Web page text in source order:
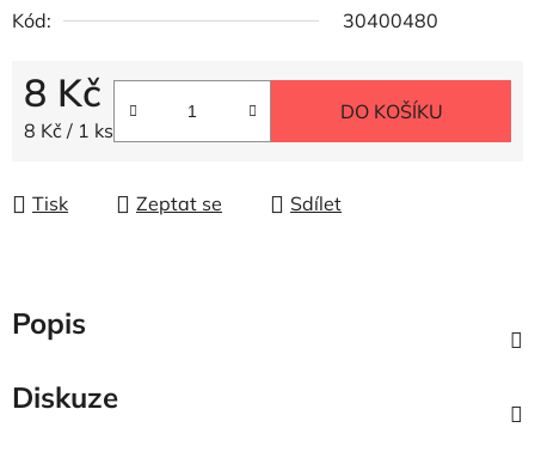
Kód:
30400480
8 Kč
Měrná cena:
8 Kč / 1 ks
DO KOŠÍKU
Tisk Zeptat se Sdílet
Popis
Diskuze